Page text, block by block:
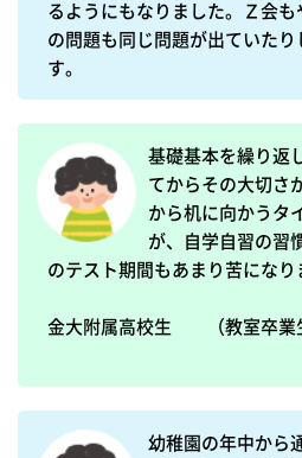
るようにもなりました。Ｚ会
の問題も同じ問題が出ていた
す。
基礎基本を繰り返
てからその大切さ
から机に向かうタ
が、自学自習の習
のテスト期間もあまり苦になり
金大附属高校生　　（教室卒業
幼稚園の年中から